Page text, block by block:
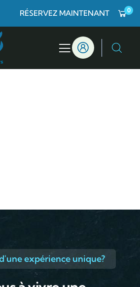
RÉSERVEZ MAINTENANT 0
expérience unique?